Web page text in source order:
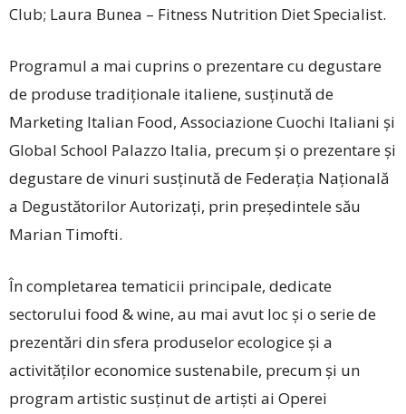
Club; Laura Bunea – Fitness Nutrition Diet Specialist.
Programul a mai cuprins o prezentare cu degustare
de produse tradiționale italiene, susținută de
Marketing Italian Food, Associazione Cuochi Italiani și
Global School Palazzo Italia, precum și o prezentare și
degustare de vinuri susținută de Federația Națională
a Degustătorilor Autorizați, prin pre­ședintele său
Marian Timofti.
În completarea tematicii principale, dedicate
sectorului food & wine, au mai avut loc și o serie de
prezentări din sfera produselor ecologice și a
activităților economice sustenabile, precum și un
program artistic susținut de artiști ai Operei